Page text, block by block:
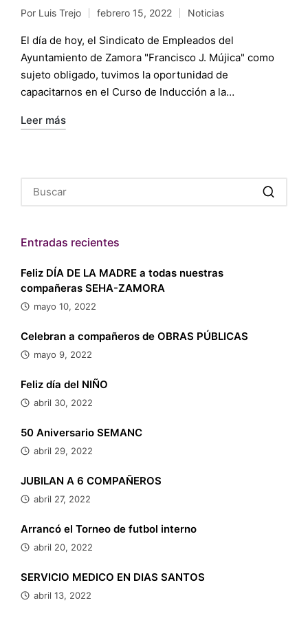
Publicado
por
Por Luis Trejo febrero 15, 2022
Publicado
en
Noticias
El día de hoy, el Sindicato de Empleados del
Ayuntamiento de Zamora "Francisco J. Mújica" como
sujeto obligado, tuvimos la oportunidad de
capacitarnos en el Curso de Inducción a la…
Leer más
Entradas recientes
Feliz DÍA DE LA MADRE a todas nuestras
compañeras SEHA-ZAMORA
mayo 10, 2022
Celebran a compañeros de OBRAS PÚBLICAS
mayo 9, 2022
Feliz día del NIÑO
abril 30, 2022
50 Aniversario SEMANC
abril 29, 2022
JUBILAN A 6 COMPAÑEROS
abril 27, 2022
Arrancó el Torneo de futbol interno
abril 20, 2022
SERVICIO MEDICO EN DIAS SANTOS
abril 13, 2022